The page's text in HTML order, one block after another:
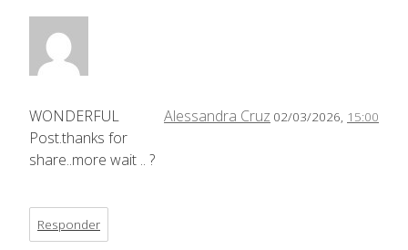
Alessandra Cruz 02/03/2026, 15:00
WONDERFUL
Post.thanks for
share..more wait .. ?
Responder